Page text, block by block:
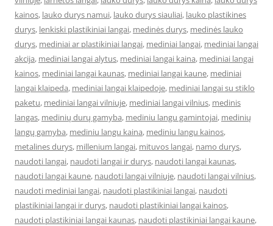
kainos, lauko durys namui, lauko durys siauliai, lauko plastikines
durys, lenkiski plastikiniai langai, medinės durys, medinės lauko
durys, mediniai ar plastikiniai langai, mediniai langai, mediniai langai
akcija, mediniai langai alytus, mediniai langai kaina, mediniai langai
kainos, mediniai langai kaunas, mediniai langai kaune, mediniai
langai klaipeda, mediniai langai klaipedoje, mediniai langai su stiklo
paketu, mediniai langai vilniuje, mediniai langai vilnius, medinis
langas, medinių durų gamyba, mediniu langu gamintojai, medinių
langų gamyba, mediniu langu kaina, mediniu langu kainos,
metalines durys, millenium langai, mituvos langai, namo durys,
naudoti langai, naudoti langai ir durys, naudoti langai kaunas,
naudoti langai kaune, naudoti langai vilniuje, naudoti langai vilnius,
naudoti mediniai langai, naudoti plastikiniai langai, naudoti
plastikiniai langai ir durys, naudoti plastikiniai langai kainos,
naudoti plastikiniai langai kaunas, naudoti plastikiniai langai kaune,